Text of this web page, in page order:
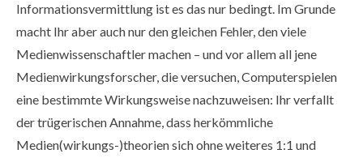
Informationsvermittlung ist es das nur bedingt. Im Grunde
macht Ihr aber auch nur den gleichen Fehler, den viele
Medienwissenschaftler machen – und vor allem all jene
Medienwirkungsforscher, die versuchen, Computerspielen
eine bestimmte Wirkungsweise nachzuweisen: Ihr verfallt
der trügerischen Annahme, dass herkömmliche
Medien(wirkungs-)theorien sich ohne weiteres 1:1 und